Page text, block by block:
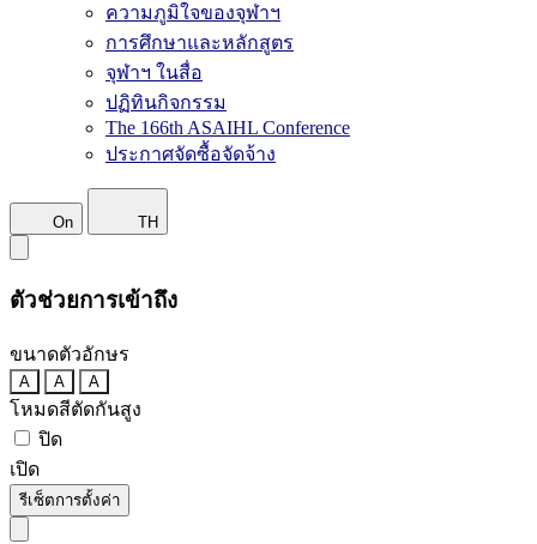
ความภูมิใจของจุฬาฯ
การศึกษาและหลักสูตร
จุฬาฯ ในสื่อ
ปฏิทินกิจกรรม
The 166th ASAIHL Conference
ประกาศจัดซื้อจัดจ้าง
On TH
ตัวช่วยการเข้าถึง
ขนาดตัวอักษร
A A A
โหมดสีตัดกันสูง
ปิด
เปิด
รีเซ็ตการตั้งค่า